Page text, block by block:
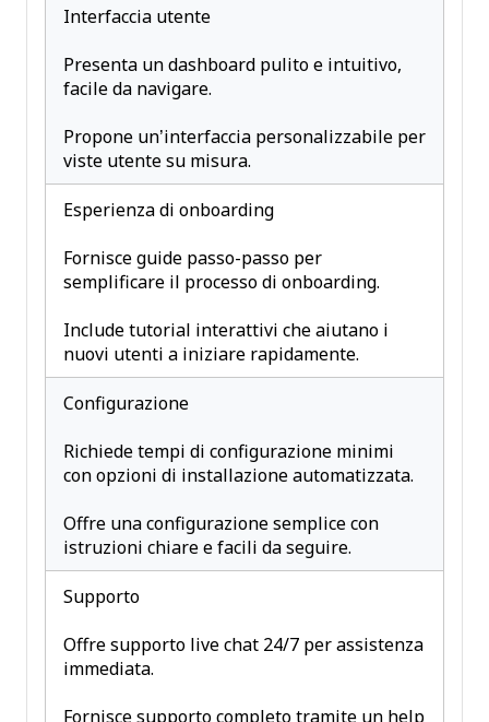
Interfaccia utente
Presenta un dashboard pulito e intuitivo,
facile da navigare.
Propone un’interfaccia personalizzabile per
viste utente su misura.
Esperienza di onboarding
Fornisce guide passo-passo per
semplificare il processo di onboarding.
Include tutorial interattivi che aiutano i
nuovi utenti a iniziare rapidamente.
Configurazione
Richiede tempi di configurazione minimi
con opzioni di installazione automatizzata.
Offre una configurazione semplice con
istruzioni chiare e facili da seguire.
Supporto
Offre supporto live chat 24/7 per assistenza
immediata.
Fornisce supporto completo tramite un help